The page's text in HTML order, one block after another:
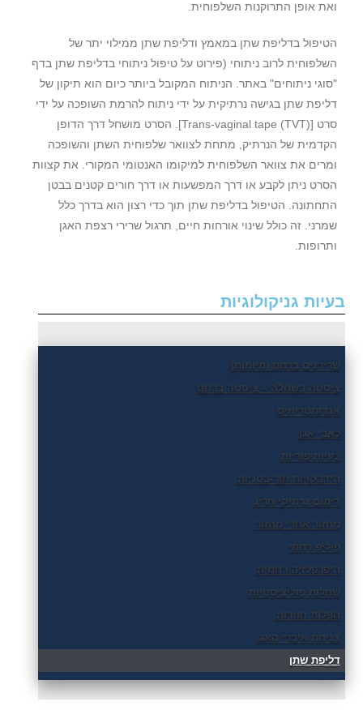
בעיות גניקולוגיות
שרירנים ברחם (מיומות)
ציסטה בשחלה – ציסטה ברחם
אנדומטריוזיס
כאבי אגן
בעיות פוריות
הידבקויות תוך-בטניות
דימום נרתיקי חריג
מחזור אחרי מחזור
פוליפ רחמי
היפרפלזיה רחמית
שחלות פוליציסטיות
הפלות חוזרות
צניחת איברי האגן
דליפת שתן
ואת אופן התרוקנות השלפוחית.
הטיפול בדליפת שתן במאמץ ודליפת שתן ממילוי יתר של
השלפוחית לרוב ניתוחי (פירוט על טיפול ניתוחי בדליפת שתן בדף
"סוגי ניתוחים" באתר. הניתוח המקובל ביותר כיום הוא תיקון של
דליפת שתן בגישה נרתיקית על ידי ניתוח להרמת השופכה על ידי
סרט [Trans-vaginal tape (TVT)]. הסרט מושחל דרך הדופן
הקדמית של הנרתיק, מתחת לצוואר שלפוחית השתן והשופכה
ומרים את צוואר השלפוחית למיקומו האנטומי המקורי. את קצוות
הסרט ניתן לקבע או דרך המפשעות או דרך חורים קטנים בבטן
התחתונה. הטיפול בדליפת שתן תוך כדי רצון הוא בדרך כלל
שמרני. זה כולל שינוי אורחות חיים, תרגול שרירי רצפת האגן
ותרופות.